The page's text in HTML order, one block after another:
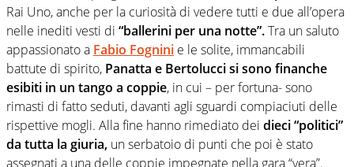
Rai Uno, anche per la curiosità di vedere tutti e due all’opera
nelle inediti vesti di “ballerini per una notte”.Tra un saluto
appassionato a Fabio Fognini e le solite, immancabili
battute di spirito, Panatta e Bertolucci si sono finanche
esibiti in un tango a coppie, in cui – per fortuna- sono
rimasti di fatto seduti, davanti agli sguardi compiaciuti delle
rispettive mogli. Alla fine hanno rimediato dei dieci “politici”
da tutta la giuria, un serbatoio di punti che poi è stato
assegnati a una delle coppie impegnate nella gara “vera”.